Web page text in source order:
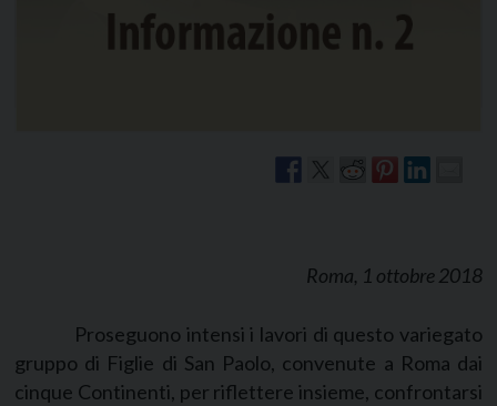
Roma, 1 ottobre 2018
Proseguono intensi i lavori di questo variegato
gruppo di Figlie di San Paolo, convenute a Roma dai
cinque Continenti, per riflettere insieme, confrontarsi